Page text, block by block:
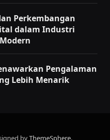
Perkembangan
dalam Industri
Pengalaman
Lebih Menarik
byThemeSphere.